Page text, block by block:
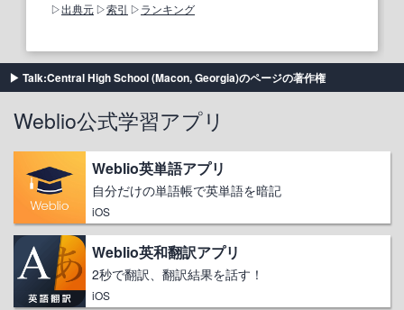
出典元 索引 ランキング
Talk:Central High School (Macon, Georgia)のページの著作権
Weblio公式学習アプリ
Weblio英単語アプリ
自分だけの単語帳で英単語を暗記
iOS
Weblio英和翻訳アプリ
2秒で翻訳、翻訳結果を話す！
iOS